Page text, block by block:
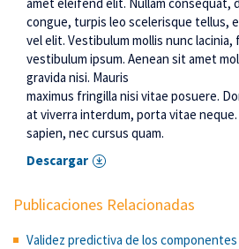
congue, turpis leo scelerisque tellus,
vel elit. Vestibulum mollis nunc lacinia,
vestibulum ipsum. Aenean sit amet
gravida nisi. Mauris
maximus fringilla nisi vitae posuere.
at viverra interdum, porta vitae
sapien, nec cursus quam.
Descargar
Publicaciones Relacionadas
Validez predictiva de los